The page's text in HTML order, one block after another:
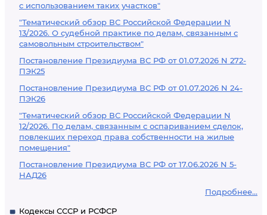
с использованием таких участков"
"Тематический обзор ВС Российской Федерации N
13/2026. О судебной практике по делам, связанным с
самовольным строительством"
Постановление Президиума ВС РФ от 01.07.2026 N 272-
ПЭК25
Постановление Президиума ВС РФ от 01.07.2026 N 24-
ПЭК26
"Тематический обзор ВС Российской Федерации N
12/2026. По делам, связанным с оспариванием сделок,
повлекших переход права собственности на жилые
помещения"
Постановление Президиума ВС РФ от 17.06.2026 N 5-
НАД26
Подробнее...
Кодексы СССР и РСФСР